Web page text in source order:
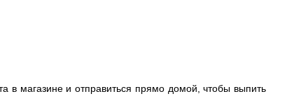
в магазине и отправиться прямо домой, чтобы выпить